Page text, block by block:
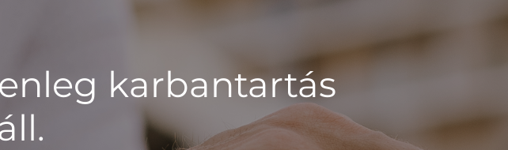
karbantartás